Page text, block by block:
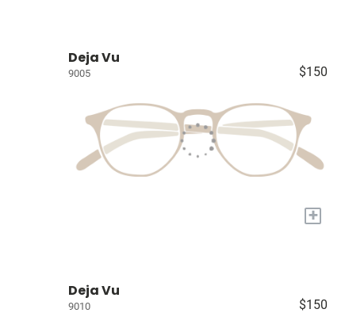
Deja Vu
9005 $150
+
Deja Vu
9010 $150